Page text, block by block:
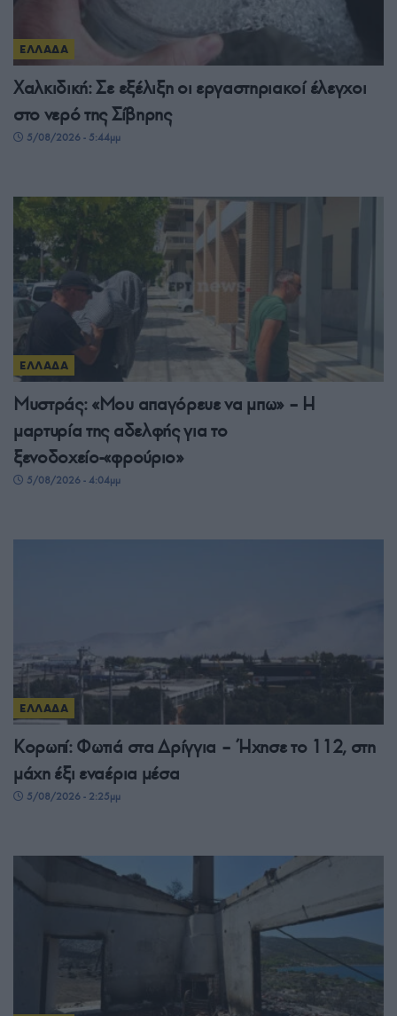
ΕΛΛΑΔΑ
Χαλκιδική: Σε εξέλιξη οι εργαστηριακοί έλεγχοι
στο νερό της Σίβηρης
5/08/2026 - 5:44μμ
ΕΛΛΑΔΑ
Μυστράς: «Μου απαγόρευε να μπω» – Η
μαρτυρία της αδελφής για το
ξενοδοχείο-«φρούριο»
5/08/2026 - 4:04μμ
ΕΛΛΑΔΑ
Κορωπί: Φωτιά στα Δρίγγια – Ήχησε το 112, στη
μάχη έξι εναέρια μέσα
5/08/2026 - 2:25μμ